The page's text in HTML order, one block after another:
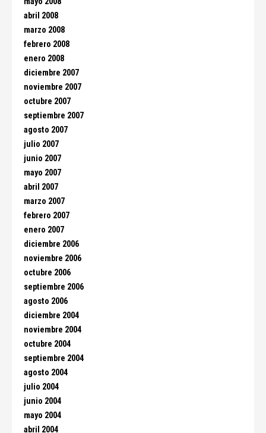
abril 2008
marzo 2008
febrero 2008
enero 2008
diciembre 2007
noviembre 2007
octubre 2007
septiembre 2007
agosto 2007
julio 2007
junio 2007
mayo 2007
abril 2007
marzo 2007
febrero 2007
enero 2007
diciembre 2006
noviembre 2006
octubre 2006
septiembre 2006
agosto 2006
diciembre 2004
noviembre 2004
octubre 2004
septiembre 2004
agosto 2004
julio 2004
junio 2004
mayo 2004
abril 2004